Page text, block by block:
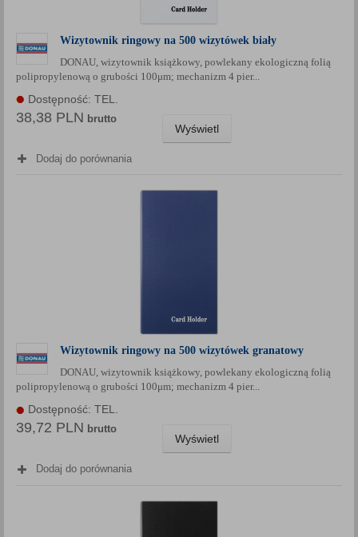
Wizytownik ringowy na 500 wizytówek biały
DONAU, wizytownik książkowy, powlekany ekologiczną folią
polipropylenową o grubości 100μm; mechanizm 4 pier...
Dostępność: TEL.
38,38 PLN brutto
Wyświetl
Dodaj do porównania
Wizytownik ringowy na 500 wizytówek granatowy
DONAU, wizytownik książkowy, powlekany ekologiczną folią
polipropylenową o grubości 100μm; mechanizm 4 pier...
Dostępność: TEL.
39,72 PLN brutto
Wyświetl
Dodaj do porównania